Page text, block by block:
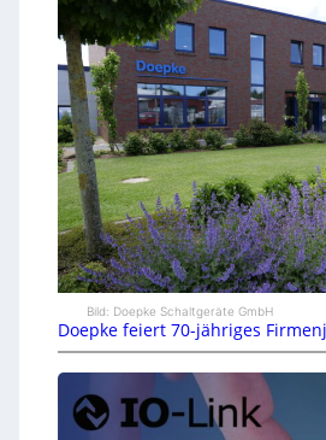
Bild: Doepke Schaltgeräte GmbH
Doepke feiert 70-jähriges